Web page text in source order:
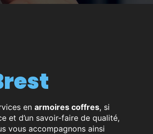
en armoires coffres, si
et d’un savoir-faire de qualité,
vous accompagnons ainsi